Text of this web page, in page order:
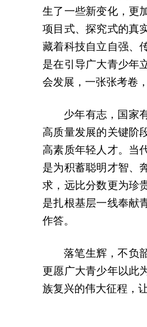
生了一些新变化，更
项目式、探究式的真
藏着科技自立自强、
是在引导广大青少年
会发展，一张张考卷
少年有志，国家
高质量发展的关键阶
高素质年轻人才。当
是为积蓄聪明才智、
求，远比分数更为珍
是扎根基层一线奉献
作答。
落笔生辉，不负
更愿广大青少年以此
族复兴的伟大征程，